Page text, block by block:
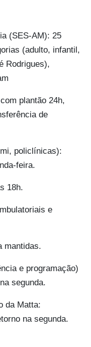
(SES‑AM): 25
(adulto, infantil,
Rodrigues),
plantão 24h,
de
policlínicas):
feira.
18h.
e
mantidas.
e programação)
segunda.
da Matta:
na segunda.